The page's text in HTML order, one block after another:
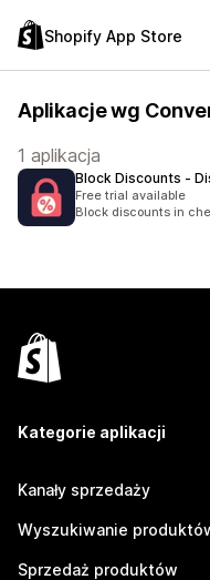
Shopify App Store
Aplikacje wg
1 aplikacja
Block Discounts ‑
Free trial available
Block discounts in
Kategorie aplikacji
Kanały sprzedaży
Wyszukiwanie
Sprzedaż produktów